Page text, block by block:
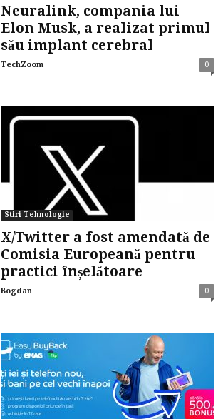
Neuralink, compania lui
Elon Musk, a realizat primul
său implant cerebral
TechZoom 0
Stiri Tehnologie
X/Twitter a fost amendată de
Comisia Europeană pentru
practici înșelătoare
Bogdan 0